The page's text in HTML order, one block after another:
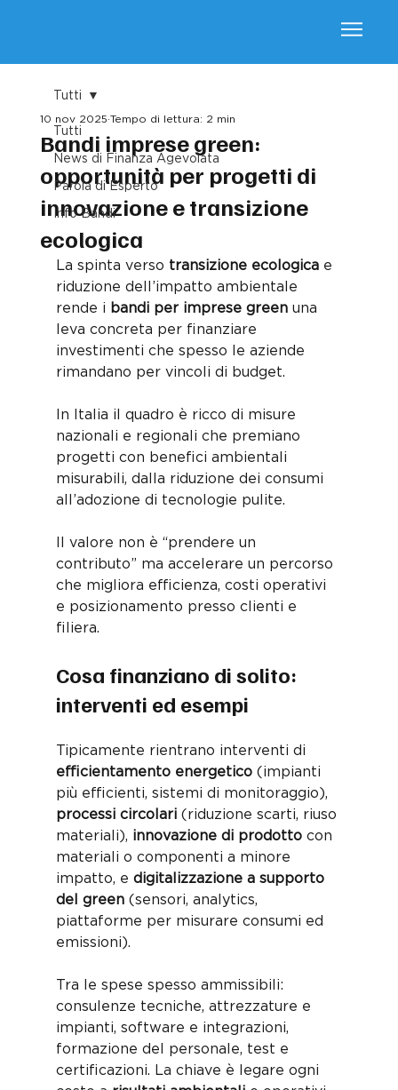
Tutti
News di Finanza Agevolata
Parola di Esperto
Info Bandi
Tutti
Bandi imprese green:
opportunità per progetti di
innovazione e transizione
ecologica
10 nov 2025 Tempo di lettura: 2 min
La spinta verso transizione ecologica e
riduzione dell’impatto ambientale
rende i bandi per imprese green una
leva concreta per finanziare
investimenti che spesso le aziende
rimandano per vincoli di budget.
In Italia il quadro è ricco di misure
nazionali e regionali che premiano
progetti con benefici ambientali
misurabili, dalla riduzione dei consumi
all’adozione di tecnologie pulite.
Il valore non è “prendere un
contributo” ma accelerare un percorso
che migliora efficienza, costi operativi
e posizionamento presso clienti e
filiera.
Cosa finanziano di solito:
interventi ed esempi
Tipicamente rientrano interventi di
efficientamento energetico (impianti
più efficienti, sistemi di monitoraggio),
processi circolari (riduzione scarti, riuso
materiali), innovazione di prodotto con
materiali o componenti a minore
impatto, e digitalizzazione a supporto
del green (sensori, analytics,
piattaforme per misurare consumi ed
emissioni).
Tra le spese spesso ammissibili:
consulenze tecniche, attrezzature e
impianti, software e integrazioni,
formazione del personale, test e
certificazioni. La chiave è legare ogni